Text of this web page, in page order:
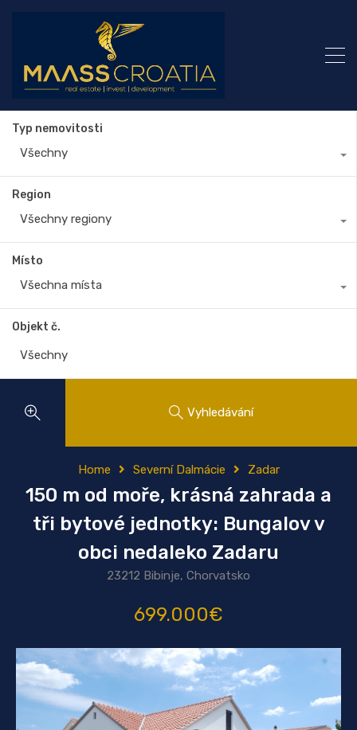
Typ nemovitosti
Všechny
Region
Všechny regiony
Místo
Všechna místa
Objekt č.
Vyhledávání
Home Severní Dalmácie Zadar
150 m od moře, krásná zahrada a
tři bytové jednotky: Bungalov v
obci nedaleko Zadaru
23212 Bibinje, Chorvatsko
699.000€